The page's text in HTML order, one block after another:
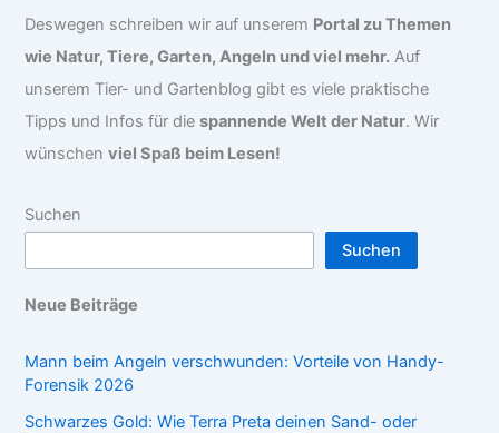
Deswegen schreiben wir auf unserem Portal zu Themen
wie Natur, Tiere, Garten, Angeln und viel mehr. Auf
unserem Tier- und Gartenblog gibt es viele praktische
Tipps und Infos für diespannende Welt der Natur. Wir
wünschenviel Spaß beim Lesen!
Suchen
Suchen
Neue Beiträge
Mann beim Angeln verschwunden: Vorteile von Handy-
Forensik 2026
Schwarzes Gold: Wie Terra Preta deinen Sand- oder